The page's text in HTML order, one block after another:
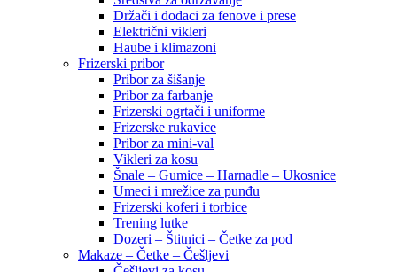
Držači i dodaci za fenove i prese
Električni vikleri
Haube i klimazoni
Frizerski pribor
Pribor za šišanje
Pribor za farbanje
Frizerski ogrtači i uniforme
Frizerske rukavice
Pribor za mini-val
Vikleri za kosu
Šnale – Gumice – Harnadle – Ukosnice
Umeci i mrežice za punđu
Frizerski koferi i torbice
Trening lutke
Dozeri – Štitnici – Četke za pod
Makaze – Četke – Češljevi